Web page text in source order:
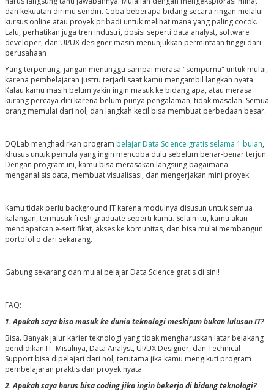
dan kekuatan dirimu sendiri. Coba beberapa bidang secara ringan melalui
kursus online atau proyek pribadi untuk melihat mana yang paling cocok.
Lalu, perhatikan juga tren industri, posisi seperti data analyst, software
developer, dan UI/UX designer masih menunjukkan permintaan tinggi dari
perusahaan
Yang terpenting, jangan menunggu sampai merasa "sempurna" untuk mulai,
karena pembelajaran justru terjadi saat kamu mengambil langkah nyata.
Kalau kamu masih belum yakin ingin masuk ke bidang apa, atau merasa
kurang percaya diri karena belum punya pengalaman, tidak masalah. Semua
orang memulai dari nol, dan langkah kecil bisa membuat perbedaan besar.
DQLab menghadirkan program belajar Data Science gratis selama 1 bulan,
khusus untuk pemula yang ingin mencoba dulu sebelum benar-benar terjun.
Dengan program ini, kamu bisa merasakan langsung bagaimana
menganalisis data, membuat visualisasi, dan mengerjakan mini proyek.
Kamu tidak perlu background IT karena modulnya disusun untuk semua
kalangan, termasuk fresh graduate seperti kamu. Selain itu, kamu akan
mendapatkan e-sertifikat, akses ke komunitas, dan bisa mulai membangun
portofolio dari sekarang.
Gabung sekarang dan mulai belajar Data Science gratis di sini!
FAQ:
1.Apakah saya bisa masuk ke dunia teknologi meskipun bukan lulusan IT?
Bisa. Banyak jalur karier teknologi yang tidak mengharuskan latar belakang
pendidikan IT. Misalnya, Data Analyst, UI/UX Designer, dan Technical
Support bisa dipelajari dari nol, terutama jika kamu mengikuti program
pembelajaran praktis dan proyek nyata.
2.Apakah saya harus bisa coding jika ingin bekerja di bidang teknologi?